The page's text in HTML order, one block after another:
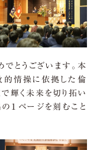
とうございます。本
的情操に依拠した倫
輝く未来を切り拓い
１ページを刻むこと